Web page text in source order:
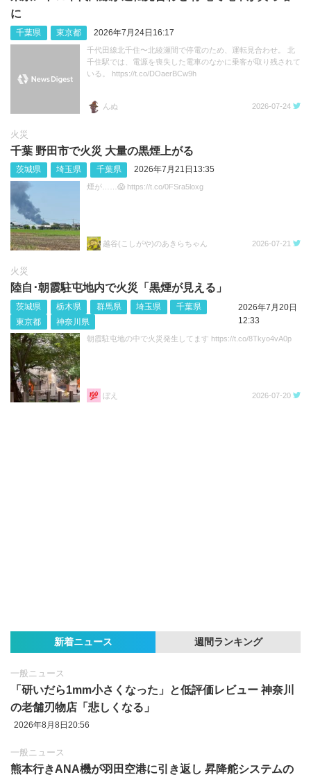
に
千葉県 東京都 2026年7月24日16:17
千代田線北千住〜北綾瀬間で停電のため、運転見合わせ。 北
千住駅では、電源を喪失した電車のなかに乗客が取り残されて
いる。 https://t.co/DOaerBCw9h
んぬ 2026-07-24
火災
千葉 野田市で火災 大量の黒煙上がる
茨城県 埼玉県 千葉県 2026年7月21日13:35
煙が……😱 https://t.co/0FSra5loxg
越谷(こしがや)のあきらちゃん 2026-07-21
火災
陸自･朝霞駐屯地内で火災「黒煙が見える」
茨城県 栃木県 群馬県 埼玉県
千葉県
東京都
神奈川県
2026年7月20日
12:33
朝霞駐屯地の中で火災発生してます https://t.co/8Tkyo4vA0p
ぼえ 2026-07-20
新着ニュース 週間ランキング
一般ニュース
「研いだら1mm小さくなった」と低評価レビュー 神奈川
の老舗刃物店「悲しくなる」
2026年8月8日20:56
一般ニュース
熊本行きANA機が羽田空港に引き返し 昇降舵システムの